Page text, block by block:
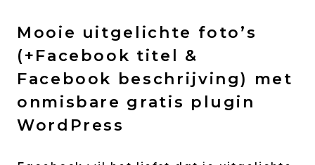
Mooie uitgelichte foto’s
(+Facebook titel &
Facebook beschrijving) met
onmisbare gratis plugin
WordPress